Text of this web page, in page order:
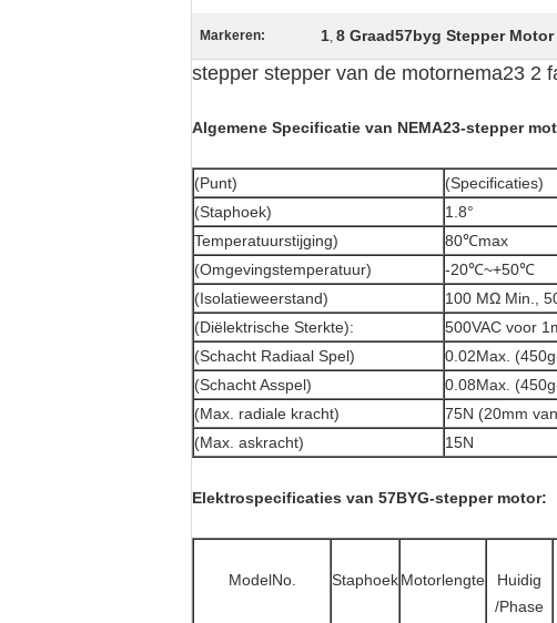
Markeren: 1, 8 Graad57byg Stepper Motor
stepper stepper van de motornema23 2
Algemene Specificatie van NEMA23-stepper
(Punt)
(Specificaties)
(Staphoek)
1.8°
Temperatuurstijging)
80℃max
(Omgevingstemperatuur)
-20℃~+50℃
(Isolatieweerstand)
100 MΩ Min.,
(Diëlektrische Sterkte):
500VAC voor
(Schacht Radiaal Spel)
0.02Max.
(Schacht Asspel)
0.08Max.
(Max. radiale kracht)
75N (20mm
(Max. askracht)
15N
Elektrospecificaties van 57BYG-stepper motor:
ModelNo. StaphoekMotorlengte
Huidig
/Phase